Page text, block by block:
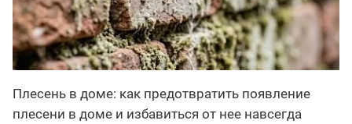
Плесень в доме: как предотвратить появление
плесени в доме и избавиться от нее навсегда